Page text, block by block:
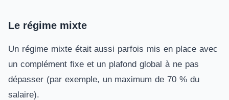
Le régime mixte
Un régime mixte était aussi parfois mis en place avec
un complément fixe et un plafond global à ne pas
dépasser (par exemple, un maximum de 70 % du
salaire).